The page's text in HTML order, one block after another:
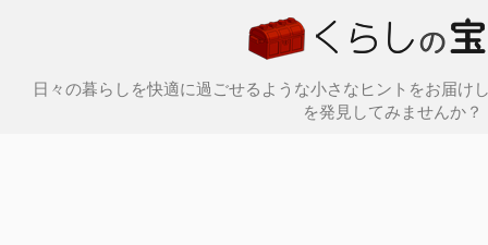
日々の暮らしを快適に過ごせるような小さなヒントをお届け
を発見してみませんか？